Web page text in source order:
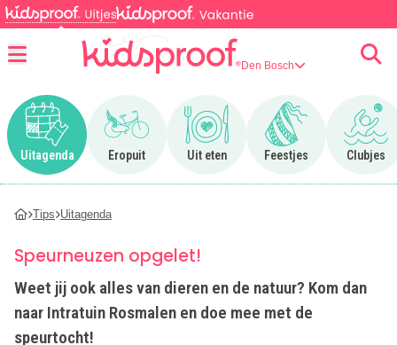
Den Bosch
Uitagenda
Ga naar Uitagenda
Eropuit
Ga naar Eropuit
Uit eten
Ga naar Uit eten
Feestjes
Ga naar Feestjes
Clubjes
Ga
Tips Uitagenda
Speurneuzen opgelet!
Weet jij ook alles van dieren en de natuur? Kom dan
naar Intratuin Rosmalen en doe mee met de
speurtocht!